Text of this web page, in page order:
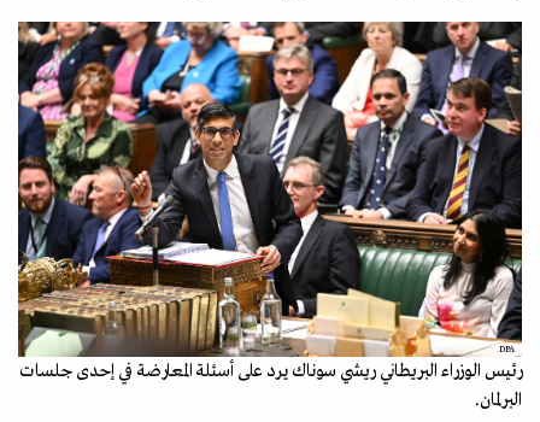
DPA
رئيس الوزراء البريطاني ريشي سوناك يرد على أسئلة المعارضة في إحدى جلسات
البرلمان.